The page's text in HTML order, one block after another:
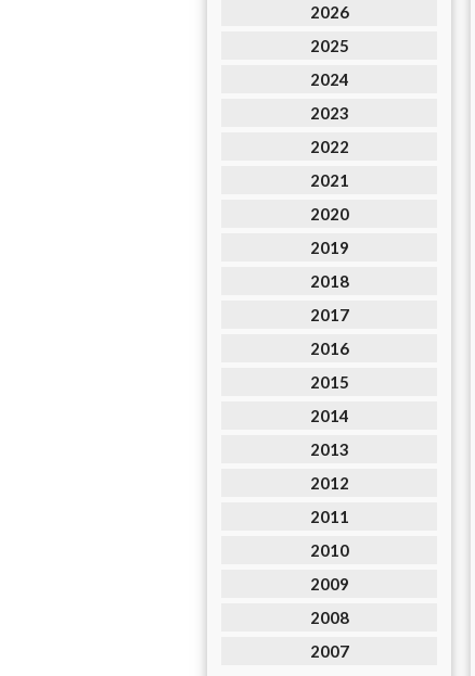
2026
2025
2024
2023
2022
2021
2020
2019
2018
2017
2016
2015
2014
2013
2012
2011
2010
2009
2008
2007